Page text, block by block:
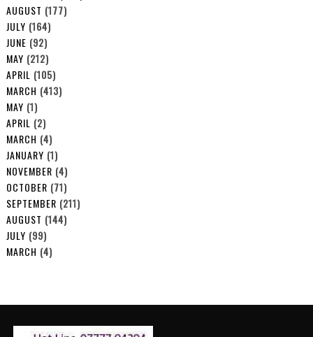
AUGUST (177)
JULY (164)
JUNE (92)
MAY (212)
APRIL (105)
MARCH (413)
MAY (1)
APRIL (2)
MARCH (4)
JANUARY (1)
NOVEMBER (4)
OCTOBER (71)
SEPTEMBER (211)
AUGUST (144)
JULY (99)
MARCH (4)